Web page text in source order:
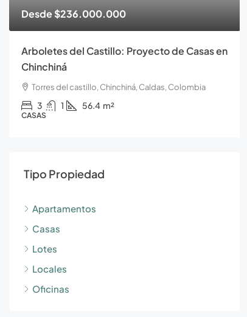
Desde$236.000.000
Arboletes del Castillo: Proyecto de Casas en
Chinchiná
Torres del castillo, Chinchiná, Caldas, Colombia
3 1 56.4 m²
CASAS
Tipo Propiedad
Apartamentos
Casas
Lotes
Locales
Oficinas